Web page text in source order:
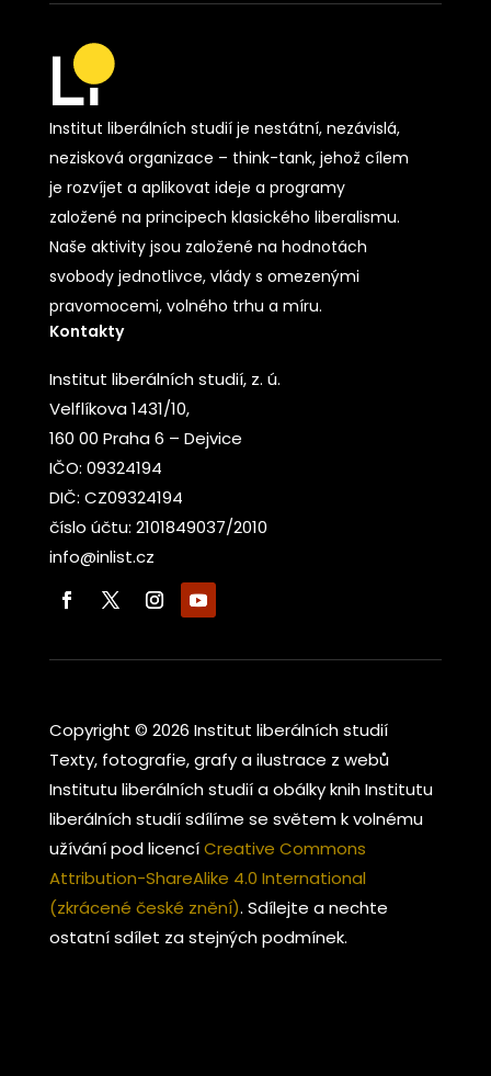
Institut liberálních studií je nestátní, nezávislá,
nezisková organizace – think-tank, jehož cílem
je rozvíjet a aplikovat ideje a programy
založené na principech klasického liberalismu.
Naše aktivity jsou založené na hodnotách
svobody jednotlivce, vlády s omezenými
pravomocemi, volného trhu a míru.
Kontakty
Institut liberálních studií, z. ú.
Velflíkova 1431/10,
160 00 Praha 6 – Dejvice
IČO: 09324194
DIČ: CZ09324194
číslo účtu: 2101849037/2010
info@inlist.cz
Copyright © 2026 Institut liberálních studií
Texty, fotografie, grafy a ilustrace z webů
Institutu liberálních studií a obálky knih Institutu
liberálních studií sdílíme se světem k volnému
užívání pod licencíCreative Commons
Attribution-ShareAlike 4.0 International
(zkrácené české znění). Sdílejte a nechte
ostatní sdílet za stejných podmínek.